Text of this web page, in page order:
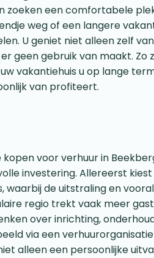
zoeken een comfortabele
weg of een langere
U geniet niet alleen zelf
geen gebruik van maakt. Zo
vakantiehuis u op lange
van profiteert.
voor verhuur in
investering. Allereerst
waarbij de uitstraling en
regio trekt vaak meer
over inrichting,
via een
alleen een persoonlijke